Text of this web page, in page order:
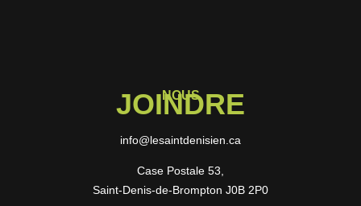
NOUS
JOINDRE
info@lesaintdenisien.ca
Case Postale 53,
Saint-Denis-de-Brompton J0B 2P0